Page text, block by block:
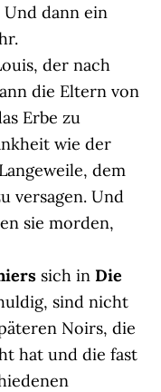
Und dann ein
der nach
die Eltern von
Erbe zu
wie der
dem
versagen. Und
sie morden,
sich inDie
sind nicht
Noirs, die
hat und die fast